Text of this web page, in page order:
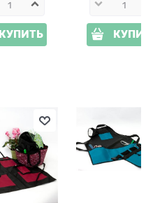
КУПИТЬ